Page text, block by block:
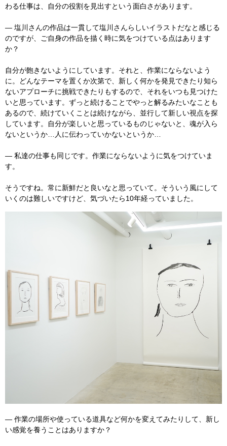
わる仕事は、自分の役割を見出すという面白さがあります。
― 塩川さんの作品は一貫して塩川さんらしいイラストだなと感じる
のですが、ご自身の作品を描く時に気をつけている点はあります
か？
自分が飽きないようにしています。それと、作業にならないよう
に。どんなテーマを置くか次第で、新しく何かを発見できたり知ら
ないアプローチに挑戦できたりもするので、それをいつも見つけた
いと思っています。ずっと続けることでやっと解るみたいなことも
あるので、続けていくことは続けながら、並行して新しい視点を探
しています。自分が楽しいと思っているものじゃないと、魂が入ら
ないというか…人に伝わっていかないというか…
― 私達の仕事も同じです。作業にならないように気をつけていま
す。
そうですね。常に新鮮だと良いなと思っていて。そういう風にして
いくのは難しいですけど、気づいたら10年経っていました。
― 作業の場所や使っている道具など何かを変えてみたりして、新し
い感覚を養うことはありますか？